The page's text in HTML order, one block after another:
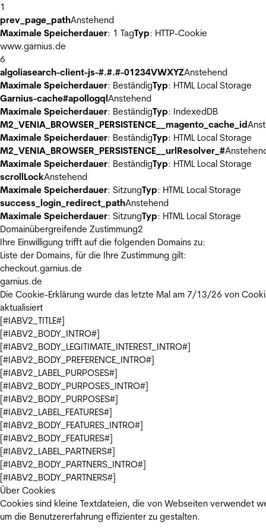
1
prev_page_pathAnstehend
Maximale Speicherdauer: 1 TagTyp: HTTP-Cookie
www.garnius.de
6
algoliasearch-client-js-#.#.#-01234VWXYZAnstehend
Maximale Speicherdauer: BeständigTyp: HTML Local Storage
Garnius-cache#apollogqlAnstehend
Maximale Speicherdauer: BeständigTyp: IndexedDB
M2_VENIA_BROWSER_PERSISTENCE__magento_cache_id
Maximale Speicherdauer: BeständigTyp: HTML Local Storage
M2_VENIA_BROWSER_PERSISTENCE__urlResolver_#
Maximale Speicherdauer: BeständigTyp: HTML Local Storage
scrollLockAnstehend
Maximale Speicherdauer: SitzungTyp: HTML Local Storage
success_login_redirect_pathAnstehend
Maximale Speicherdauer: SitzungTyp: HTML Local Storage
Domainübergreifende Zustimmung2
Ihre Einwilligung trifft auf die folgenden Domains zu:
Liste der Domains, für die Ihre Zustimmung gilt:
checkout.garnius.de
garnius.de
Die Cookie-Erklärung wurde das letzte Mal am 7/13/26 von
aktualisiert
[#IABV2_TITLE#]
[#IABV2_BODY_INTRO#]
[#IABV2_BODY_LEGITIMATE_INTEREST_INTRO#]
[#IABV2_BODY_PREFERENCE_INTRO#]
[#IABV2_LABEL_PURPOSES#]
[#IABV2_BODY_PURPOSES_INTRO#]
[#IABV2_BODY_PURPOSES#]
[#IABV2_LABEL_FEATURES#]
[#IABV2_BODY_FEATURES_INTRO#]
[#IABV2_BODY_FEATURES#]
[#IABV2_LABEL_PARTNERS#]
[#IABV2_BODY_PARTNERS_INTRO#]
[#IABV2_BODY_PARTNERS#]
Über Cookies
Cookies sind kleine Textdateien, die von Webseiten verwendet
um die Benutzererfahrung effizienter zu gestalten.